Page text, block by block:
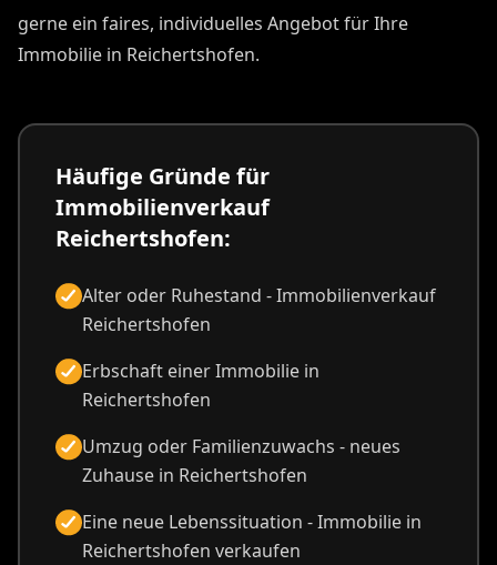
gerne ein faires, individuelles Angebot für Ihre
Immobilie in Reichertshofen.
Häufige Gründe für
Immobilienverkauf
Reichertshofen:
Alter oder Ruhestand - Immobilienverkauf
Reichertshofen
Erbschaft einer Immobilie in
Reichertshofen
Umzug oder Familienzuwachs - neues
Zuhause in Reichertshofen
Eine neue Lebenssituation - Immobilie in
Reichertshofen verkaufen